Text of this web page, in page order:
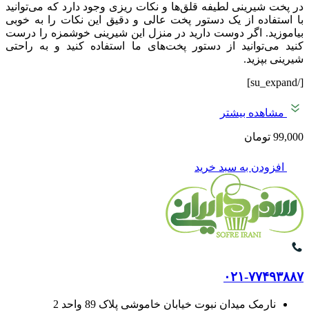
در پخت شیرینی لطیفه قلق‌ها و نکات ریزی وجود دارد که می‌توانید
با استفاده از یک دستور پخت عالی و دقیق این نکات را به خوبی
بیاموزید. اگر دوست دارید در منزل این شیرینی خوشمزه را درست
کنید می‌توانید از دستور پخت‌های ما استفاده کنید و به راحتی
شیرینی بپزید.
[/su_expand]
مشاهده بیشتر
99,000 تومان
افزودن به سبد خرید
۰۲۱-۷۷۴۹۳۸۸۷
نارمک میدان نبوت خیابان خاموشی پلاک 89 واحد 2